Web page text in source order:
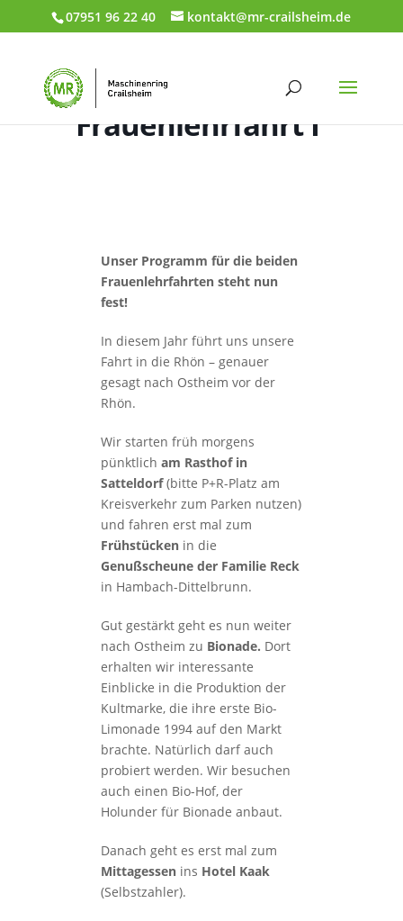
07951 96 22 40 kontakt@mr-crailsheim.de
Frauenlehrfahrt I
Unser Programm für die beiden
Frauenlehrfahrten steht nun
fest!
In diesem Jahr führt uns unsere
Fahrt in die Rhön – genauer
gesagt nach Ostheim vor der
Rhön.
Wir starten früh morgens
pünktlich am Rasthof in
Satteldorf(bitte P+R-Platz am
Kreisverkehr zum Parken nutzen)
und fahren erst mal zum
Frühstücken in die
Genußscheune der Familie Reck
in Hambach-Dittelbrunn.
Gut gestärkt geht es nun weiter
nach Ostheim zu Bionade. Dort
erhalten wir interessante
Einblicke in die Produktion der
Kultmarke, die ihre erste Bio-
Limonade 1994 auf den Markt
brachte. Natürlich darf auch
probiert werden. Wir besuchen
auch einen Bio-Hof, der
Holunder für Bionade anbaut.
Danach geht es erst mal zum
Mittagessen ins Hotel Kaak
(Selbstzahler).